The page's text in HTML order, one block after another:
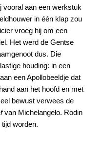
vooral aan een werkstuk
in één klap zou
vroeg hij om een
Het werd de Gentse
dus. Die
houding: in een
een Apollobeeldje dat
aan het hoofd en met
bewust verwees de
van Michelangelo. Rodin
worden.